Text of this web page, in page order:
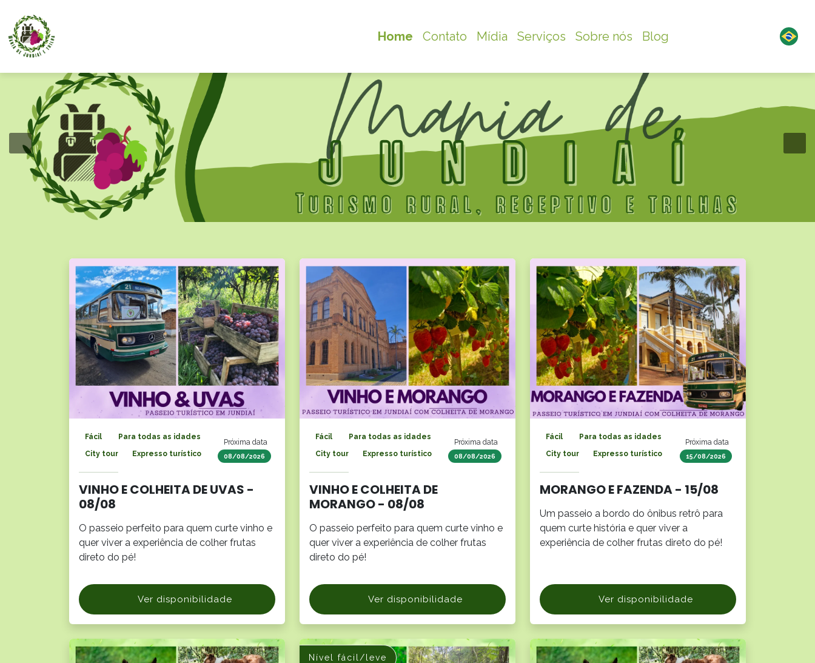
Home Contato Mídia Serviços Sobre nós Blog
Próxima data
08/08/2026
Fácil
Para todas as idades
City tour
Expresso turístico
VINHO E COLHEITA DE UVAS -
08/08
O passeio perfeito para quem curte vinho e
quer viver a experiência de colher frutas
direto do pé!
Ver disponibilidade
Próxima data
08/08/2026
Fácil
Para todas as idades
City tour
Expresso turístico
VINHO E COLHEITA DE
MORANGO - 08/08
O passeio perfeito para quem curte vinho e
quer viver a experiência de colher frutas
direto do pé!
Ver disponibilidade
Próxima data
15/08/2026
Fácil
Para todas as idades
City tour
Expresso turístico
MORANGO E FAZENDA - 15/08
Um passeio a bordo do ônibus retrô para
quem curte história e quer viver a
experiência de colher frutas direto do pé!
Ver disponibilidade
Nível fácil/leve